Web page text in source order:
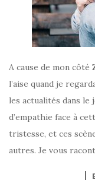
A cause de mon
l’aise quand je
les actualités dans
d’empathie face à
tristesse, et ces
autres. Je vous